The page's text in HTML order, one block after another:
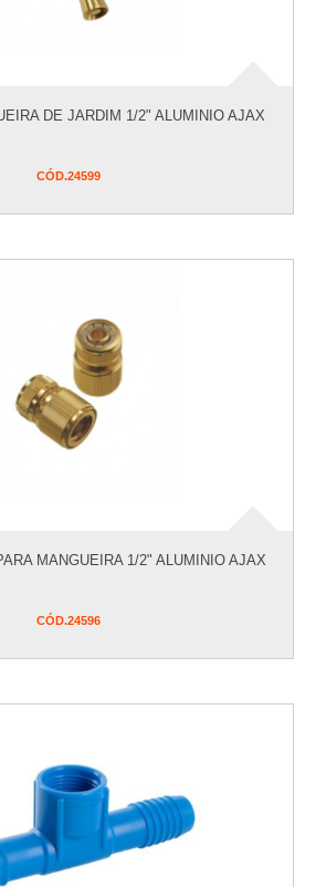
DE JARDIM 1/2" ALUMINIO AJAX
CÓD.24599
MANGUEIRA 1/2" ALUMINIO AJAX
CÓD.24596